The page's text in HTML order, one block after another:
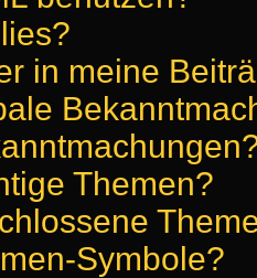
in meine
Themen?
Symbole?